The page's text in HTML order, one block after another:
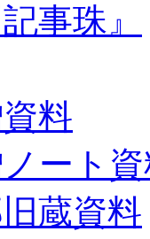
事珠』
料
ート
蔵資料